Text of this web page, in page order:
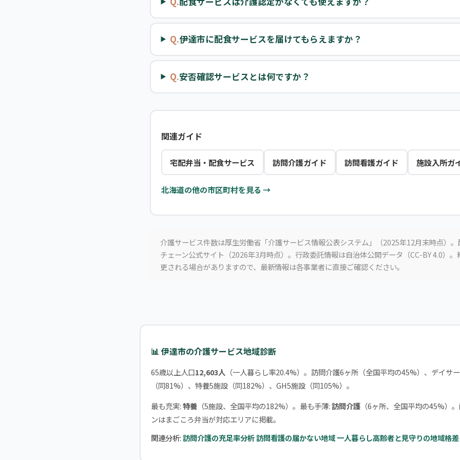
Q.伊達市に配食サービスを届けてもらえますか？
Q.安否確認サービスとは何ですか？
関連ガイド
宅配弁当・配食サービス 訪問介護ガイド 訪問看護ガイド 施設入所ガ
北海道の他の市区町村を見る →
介護サービス件数は厚生労働省「介護サービス情報公表システム」（2025年12月末時点）
チェーン公式サイト（2026年3月時点）。行政委託情報は自治体公開データ（CC-BY 4.0）
更される場合がありますので、最新情報は各事業者に直接ご確認ください。
📊 伊達市の介護サービス地域診断
65歳以上人口12,603人 （一人暮らし率20.4%）。訪問介護6ヶ所（全国平均の45%）、デイサ
（同81%）、特養5施設（同182%）、GH5施設（同105%）。
最も充実:特養（5施設、全国平均の182%）。最も手薄:訪問介護（6ヶ所、全国平均の45%）
ンはまごころ弁当が対応エリアに掲載。
関連分析:訪問介護の充足率分析訪問看護の届かない地域一人暮らし高齢者と見守りの地域格差